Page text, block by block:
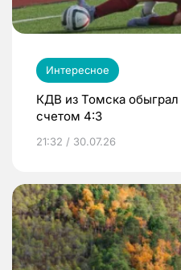
Интересное
КДВ из Томска
счетом 4:3
21:32 / 30.07.26